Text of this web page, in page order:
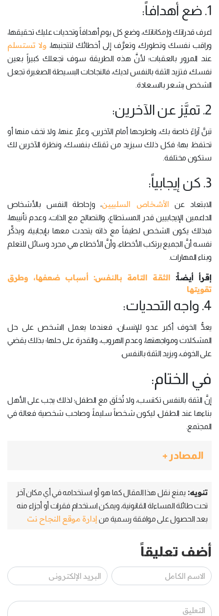
1. ضع أهدافاً:
اعرف قدراتك وإمكاناتك، وضع كل يوم أهدافاً وتحديات عليك تحقيقها،
وراقب نفسك وتطورك، وتعرَّف إلى أخطائك لتتجنبها، ولا تستسلم
عند المرور بالعقبات؛ لأنَّ هذه الطريقة سوف تجعلك كبيراً بعين
نفسك، فتزيد الثقة بالنفس لديك، فالنجاحات البسيطة الصغيرة تجعل
الشخص يشعر بالسعادة.
2. تميَّز عن الآخرين:
تبنَّ آراءً خاصة بك، واطرحها أمام الآخرين، وعبِّر عنها، ولا تخف منها أو
تحتفظ بها؛ فكل ذلك سيزيد من ثقتك بنفسك، ونظرة الآخرين لك
ستكون مختلفة.
3. كن إيجابياً:
الابتعاد عن الأشخاص السلبيين، وإحاطة النفس بالأشخاص
الداعمين الإيجابيين قدر المستطاع، والتصالح مع الذات، وعدم تأنيبها،
فبذلك يكون الشخص لطيفاً مع ذاته يتحدث معها بإيجابية، ويذكِّر
نفسه أنَّ الجميع يرتكب الأخطاء، وأنَّ الأخطاء هي مجرد وسائل للتعلم
وبناء المهارات.
إقرأ أيضاً: الثقة التامة بالنفس: أسباب ضعفها، وطرق
تقويتها
4. واجه التحديات:
يعدُّ الخوف أكبر عدو للإنسان، فعندما يعمل الشخص على حل
المشكلات ومواجهتها، وعدم الهروب، والقدرة على حلها؛ بذلك يقضي
على الخوف، ويزيد الثقة بالنفس.
في الختام:
إنَّ الثقة بالنفس تكتسب، ولا تُخلَق مع الطفل؛ لذلك يجب على الأهل
بناءها عند الطفل، ليكون شخصاً سليماً، وصاحب شخصية فعالة في
المجتمع.
المصادر +
تنويه: يمنع نقل هذا المقال كما هو أو استخدامه في أي مكان آخر
تحت طائلة المساءلة القانونية، ويمكن استخدام فقرات أو أجزاء منه
بعد الحصول على موافقة رسمية من إدارة موقع النجاح نت
أضف تعليقاً